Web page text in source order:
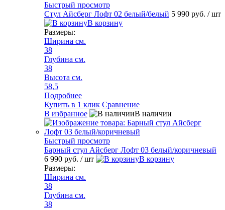
Быстрый просмотр
Стул Айсберг Лофт 02 белый/белый 5 990 руб. / шт
В корзину
Размеры:
Ширина см.
38
Глубина см.
38
Высота см.
58,5
Подробнее
Купить в 1 клик Сравнение
В избранное
В наличии
Быстрый просмотр
Барный стул Айсберг Лофт 03 белый/коричневый
6 990 руб. / шт
В корзину
Размеры:
Ширина см.
38
Глубина см.
38